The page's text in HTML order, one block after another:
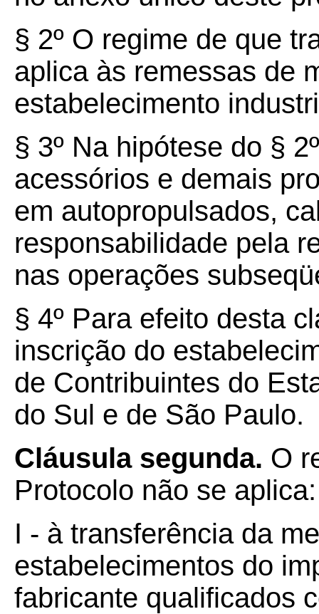
§ 2º O regime de que
aplica às remessas de
estabelecimento
§ 3º Na hipótese do §
acessórios e demais
em autopropulsados,
responsabilidade pela
nas operações
§ 4º Para efeito desta
inscrição do
de Contribuintes do
do Sul e de São Paulo.
Cláusula segunda. O
Protocolo não se aplica:
I - à transferência da
estabelecimentos do
fabricante qualificados